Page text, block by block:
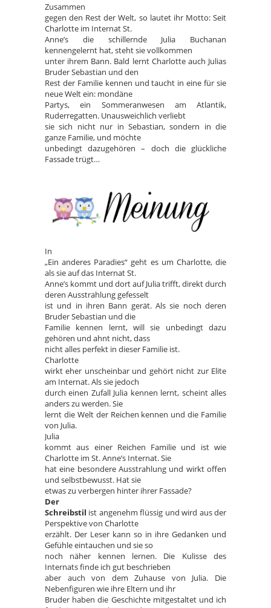
Zusammen
gegen den Rest der Welt, so lautet ihr Motto: Seit
Charlotte im Internat St.
Anne’s die schillernde Julia Buchanan
kennengelernt hat, steht sie vollkommen
unter ihrem Bann. Bald lernt Charlotte auch Julias
Bruder Sebastian und den
Rest der Familie kennen und taucht in eine für sie
neue Welt ein: mondäne
Partys, ein Sommeranwesen am Atlantik,
Ruderregatten. Unausweichlich verliebt
sie sich nicht nur in Sebastian, sondern in die
ganze Familie, und möchte
unbedingt dazugehören – doch die glückliche
Fassade trügt…
In
„Ein anderes Paradies“ geht es um Charlotte, die
als sie auf das Internat St.
Anne’s kommt und dort auf Julia trifft, direkt durch
deren Ausstrahlung gefesselt
ist und in ihren Bann gerät. Als sie noch deren
Bruder Sebastian und die
Familie kennen lernt, will sie unbedingt dazu
gehören und ahnt nicht, dass
nicht alles perfekt in dieser Familie ist.
Charlotte
wirkt eher unscheinbar und gehört nicht zur Elite
am Internat. Als sie jedoch
durch einen Zufall Julia kennen lernt, scheint alles
anders zu werden. Sie
lernt die Welt der Reichen kennen und die Familie
von Julia.
Julia
kommt aus einer Reichen Familie und ist wie
Charlotte im St. Anne’s Internat. Sie
hat eine besondere Ausstrahlung und wirkt offen
und selbstbewusst. Hat sie
etwas zu verbergen hinter ihrer Fassade?
Der
Schreibstil ist angenehm flüssig und wird aus der
Perspektive von Charlotte
erzählt. Der Leser kann so in ihre Gedanken und
Gefühle eintauchen und sie so
noch näher kennen lernen. Die Kulisse des
Internats finde ich gut beschrieben
aber auch von dem Zuhause von Julia. Die
Nebenfiguren wie ihre Eltern und ihr
Bruder haben die Geschichte mitgestaltet und ich